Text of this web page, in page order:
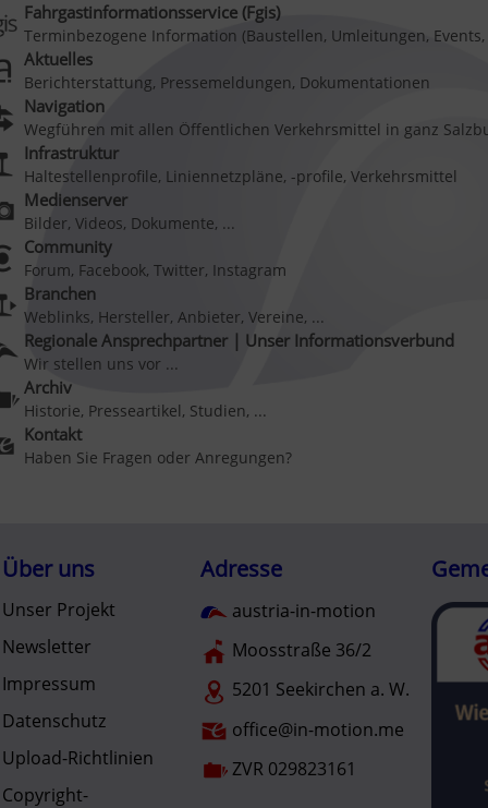
Fahrgastinformationsservice (Fgis)
Terminbezogene Information (Baustellen, Umleitungen, Events,
Aktuelles
Berichterstattung, Pressemeldungen, Dokumentationen
Navigation
Wegführen mit allen Öffentlichen Verkehrsmittel in ganz
Infrastruktur
Haltestellenprofile, Liniennetzpläne, -profile, Verkehrsmittel
Medienserver
Bilder, Videos, Dokumente, ...
Community
Forum, Facebook, Twitter, Instagram
Branchen
Weblinks, Hersteller, Anbieter, Vereine, ...
Regionale Ansprechpartner | Unser Informationsverbund
Wir stellen uns vor ...
Archiv
Historie, Presseartikel, Studien, ...
Kontakt
Haben Sie Fragen oder Anregungen?
Über uns
Unser Projekt
Newsletter
Impressum
Datenschutz
Upload-Richtlinien
Copyright-
Adresse
austria-in-motion
Moosstraße 36/2
5201 Seekirchen a. W.
office@in-motion.me
ZVR 029823161